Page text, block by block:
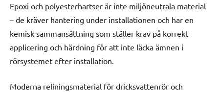
Epoxi och polyesterhartser är inte miljöneutrala material
– de kräver hantering under installationen och har en
kemisk sammansättning som ställer krav på korrekt
applicering och härdning för att inte läcka ämnen i
rörsystemet efter installation.
Moderna reliningsmaterial för dricksvattenrör och